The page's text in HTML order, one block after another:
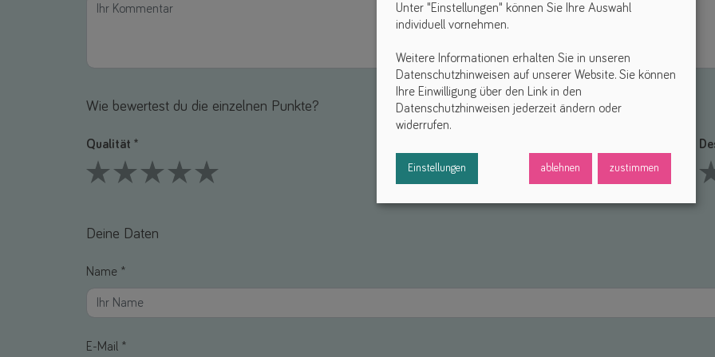
Wie bewertest du die einzelnen Punkte?
Qualität *
Deine Daten
Name *
E-Mail *
Unter "Einstellungen" können Sie Ihre Auswahl
individuell vornehmen.
Weitere Informationen erhalten Sie in unseren
Datenschutzhinweisen auf unserer Website. Sie können
Ihre Einwilligung über den Link in den
Datenschutzhinweisen jederzeit ändern oder
widerrufen.
Einstellungen ablehnen zustimmen